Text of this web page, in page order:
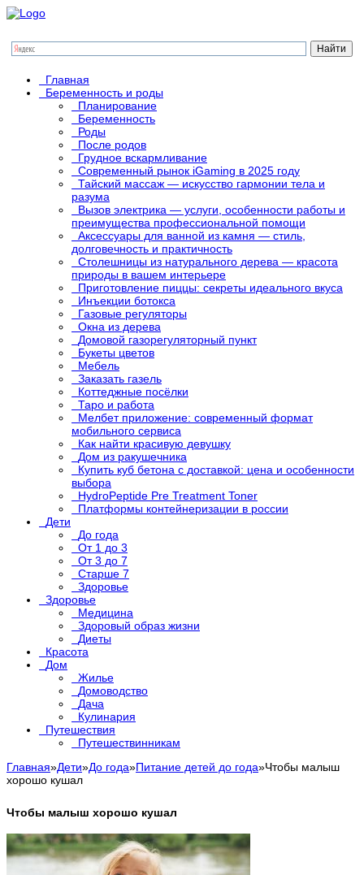
Главная
Беременность и роды
Планирование
Беременность
Роды
После родов
Грудное вскармливание
Современный рынок iGaming в 2025 году
Тайский массаж — искусство гармонии тела и
разума
Вызов электрика — услуги, особенности работы и
преимущества профессиональной помощи
Аксессуары для ванной из камня — стиль,
долговечность и практичность
Столешницы из натурального дерева — красота
природы в вашем интерьере
Приготовление пиццы: секреты идеального вкуса
Инъекции ботокса
Газовые регуляторы
Окна из дерева
Домовой газорегуляторный пункт
Букеты цветов
Мебель
Заказать газель
Коттеджные посёлки
Таро и работа
Мелбет приложение: современный формат
мобильного сервиса
Как найти красивую девушку
Дом из ракушечника
Купить куб бетона с доставкой: цена и особенности
выбора
HydroPeptide Pre Treatment Toner
Платформы контейнеризации в россии
Дети
До года
От 1 до 3
От 3 до 7
Старше 7
Здоровье
Здоровье
Медицина
Здоровый образ жизни
Диеты
Красота
Дом
Жилье
Домоводство
Дача
Кулинария
Путешествия
Путешествинникам
Главная»Дети»До года»Питание детей до года»Чтобы малыш
хорошо кушал
Чтобы малыш хорошо кушал